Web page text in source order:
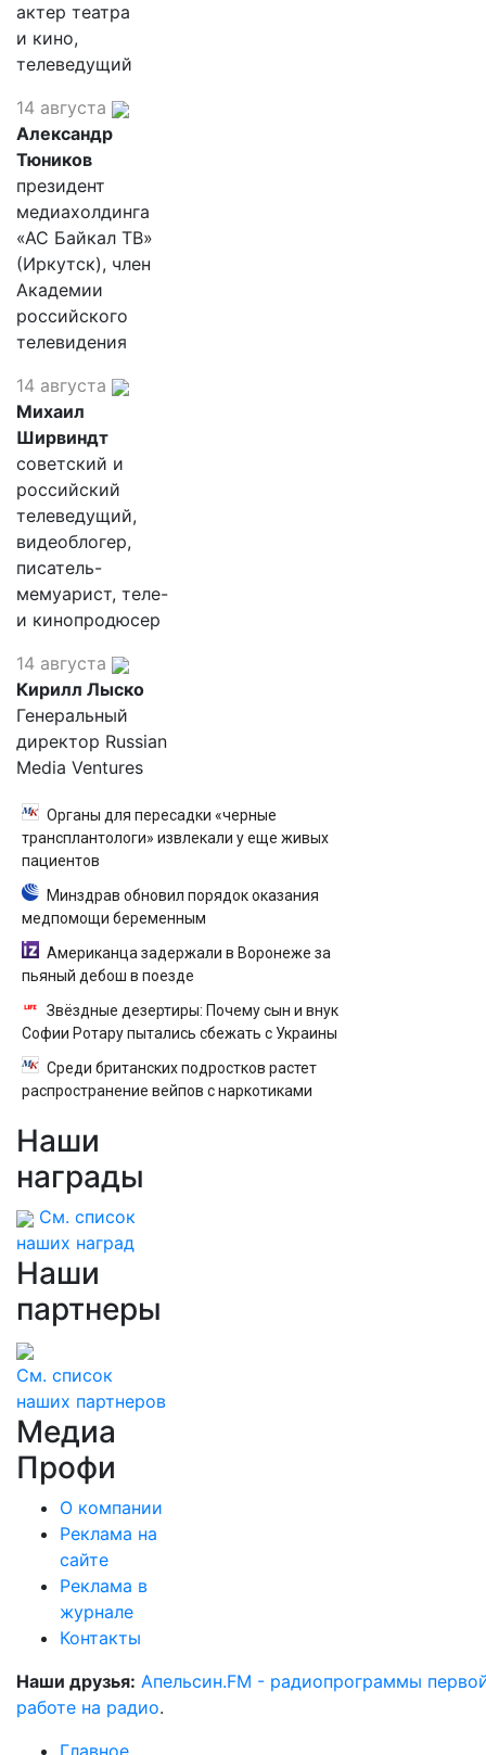
актер театра
и кино,
телеведущий
14 августа
Александр
Тюников
президент
медиахолдинга
«АС Байкал ТВ»
(Иркутск), член
Академии
российского
телевидения
14 августа
Михаил
Ширвиндт
советский и
российский
телеведущий,
видеоблогер,
писатель-
мемуарист, теле-
и кинопродюсер
14 августа
Кирилл Лыско
Генеральный
директор Russian
Media Ventures
Органы для пересадки «черные
трансплантологи» извлекали у еще живых
пациентов
Минздрав обновил порядок оказания
медпомощи беременным
Американца задержали в Воронеже за
пьяный дебош в поезде
Звёздные дезертиры: Почему сын и внук
Софии Ротару пытались сбежать с Украины
Среди британских подростков растет
распространение вейпов с наркотиками
Наши
награды
См. список
наших наград
Наши
партнеры
См. список
наших партнеров
Медиа
Профи
О компании
Реклама на
сайте
Реклама в
журнале
Контакты
Наши друзья: Апельсин.FM - радиопрограммы
работе на радио.
Главное